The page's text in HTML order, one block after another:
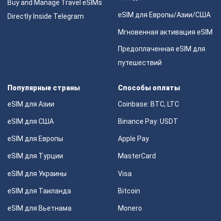
Buy and Manage Travel eSIMs
Directly Inside Telegram
eSIM для Европы/Азии/США
Мгновенная активация eSIM
Предоплаченная eSIM для
путешествий
Популярные страны
eSIM для Азии
eSIM для США
eSIM для Европы
eSIM для Турции
eSIM для Украины
eSIM для Таиланда
eSIM для Вьетнама
Способы оплаты
Coinbase: BTC, LTC
Binance Pay: USDT
Apple Pay
MasterCard
Visa
Bitcoin
Monero